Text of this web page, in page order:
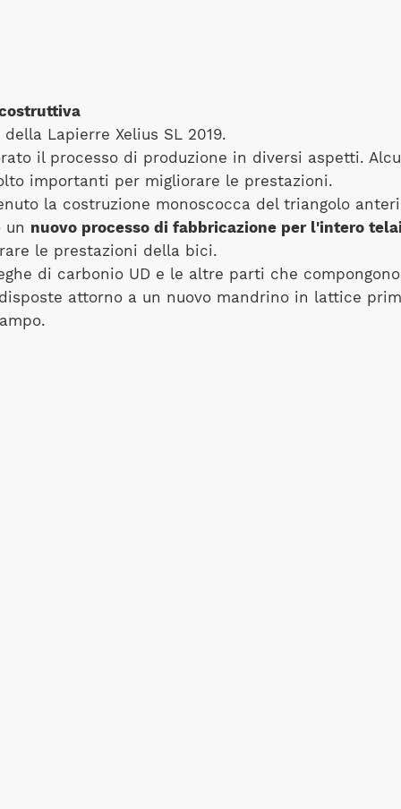
Lapierre Xelius SL 2019.
il processo di produzione in diversi aspetti.
importanti per migliorare le prestazioni.
la costruzione monoscocca del triangolo
un nuovo processo di fabbricazione per l'intero
le prestazioni della bici.
di carbonio UD e le altre parti che
attorno a un nuovo mandrino in lattice